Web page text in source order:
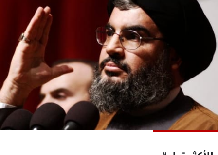
شاهد البرامج
الترددات
عن MTV
الإنـتـاج
لاعلاناتكم
وظائف
تواصل معنا
شروط الإسـتخدام